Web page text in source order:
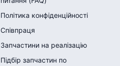
Політика конфіденційності
Співпраця
Запчастини на реалізацію
Підбір запчастин по